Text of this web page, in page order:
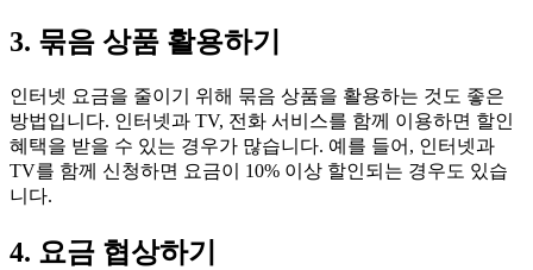
3. 묶음 상품 활용하기
인터넷 요금을 줄이기 위해 묶음 상품을 활용하는 것도 좋은
방법입니다. 인터넷과 TV, 전화 서비스를 함께 이용하면 할인
혜택을 받을 수 있는 경우가 많습니다. 예를 들어, 인터넷과
TV를 함께 신청하면 요금이 10% 이상 할인되는 경우도 있습
니다.
4. 요금 협상하기